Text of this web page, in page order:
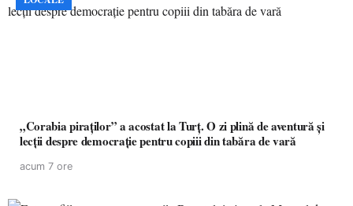
„Corabia piraților” a acostat la Turț. O zi plină de aventură și
lecții despre democrație pentru copiii din tabăra de vară
acum 7 ore